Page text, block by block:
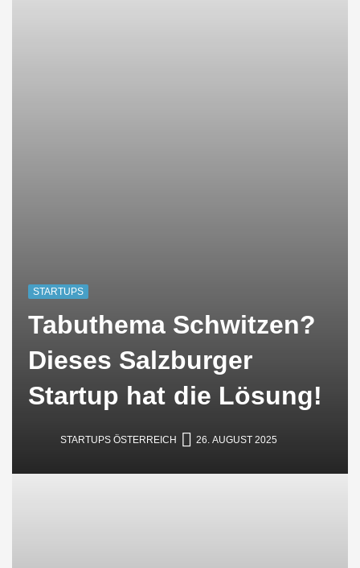
STARTUPS
Tabuthema Schwitzen?
Dieses Salzburger
Startup hat die Lösung!
STARTUPS ÖSTERREICH 26. AUGUST 2025